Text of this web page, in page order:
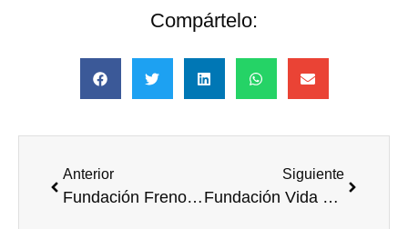
Compártelo:
Anterior
Fundación Freno al Ictus aborda los retos de la vida después del ictus
Siguiente
Fundación Vida Sostenible celebra las recetas ganadoras del V Concurso Intergeneracional de Cocina de Aprovechamiento